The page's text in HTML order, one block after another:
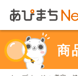
会員登録
商